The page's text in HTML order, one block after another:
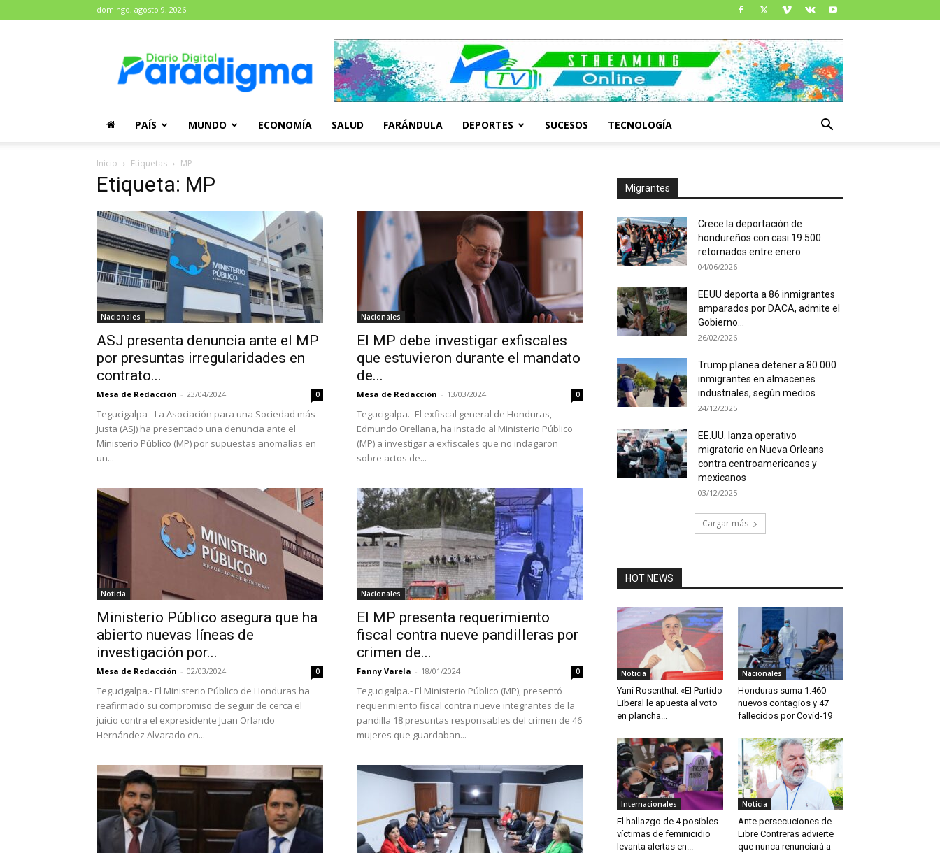
domingo, agosto 9, 2026
Paradigma
PAÍS MUNDO ECONOMÍA SALUD FARÁNDULA DEPORTES SUCESOS TECNOLOGÍA
Inicio Etiquetas MP
Etiqueta: MP
Nacionales
ASJ presenta denuncia ante el MP
por presuntas irregularidades en
contrato...
Mesa de Redacción - 23/04/2024 0
Tegucigalpa - La Asociación para una Sociedad más
Justa (ASJ) ha presentado una denuncia ante el
Ministerio Público (MP) por supuestas anomalías en
un...
Nacionales
El MP debe investigar exfiscales
que estuvieron durante el mandato
de...
Mesa de Redacción - 13/03/2024 0
Tegucigalpa.- El exfiscal general de Honduras,
Edmundo Orellana, ha instado al Ministerio Público
(MP) a investigar a exfiscales que no indagaron
sobre actos de...
Noticia
Ministerio Público asegura que ha
abierto nuevas líneas de
investigación por...
Mesa de Redacción - 02/03/2024 0
Tegucigalpa.- El Ministerio Público de Honduras ha
reafirmado su compromiso de seguir de cerca el
juicio contra el expresidente Juan Orlando
Hernández Alvarado en...
Nacionales
El MP presenta requerimiento
fiscal contra nueve pandilleras por
crimen de...
Fanny Varela - 18/01/2024 0
Tegucigalpa.- El Ministerio Público (MP), presentó
requerimiento fiscal contra nueve integrantes de la
pandilla 18 presuntas responsables del crimen de 46
mujeres que guardaban...
Migrantes
Crece la deportación de
hondureños con casi 19.500
retornados entre enero...
04/06/2026
EEUU deporta a 86 inmigrantes
amparados por DACA, admite el
Gobierno...
26/02/2026
Trump planea detener a 80.000
inmigrantes en almacenes
industriales, según medios
24/12/2025
EE.UU. lanza operativo
migratorio en Nueva Orleans
contra centroamericanos y
mexicanos
03/12/2025
Cargar más
HOT NEWS
Noticia
Yani Rosenthal: «El Partido
Liberal le apuesta al voto
en plancha...
Nacionales
Honduras suma 1.460
nuevos contagios y 47
fallecidos por Covid-19
Internacionales
El hallazgo de 4 posibles
víctimas de feminicidio
levanta alertas en...
Noticia
Ante persecuciones de
Libre Contreras advierte
que nunca renunciará a